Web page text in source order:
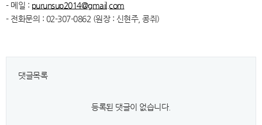
- 메일 : purunsup2014@gmail.com
- 전화문의 : 02-307-0862 (원장 : 신현주, 콩쥐)
댓글목록
등록된 댓글이 없습니다.